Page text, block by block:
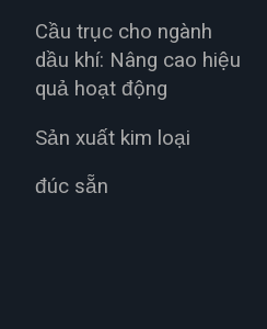
Cầu trục cho ngành
dầu khí: Nâng cao hiệu
quả hoạt động
Sản xuất kim loại
đúc sẵn